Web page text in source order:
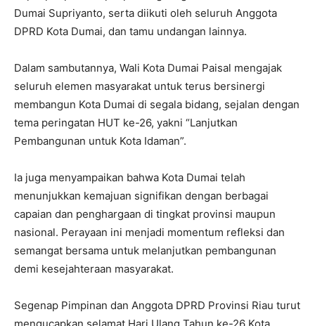
Dumai Supriyanto, serta diikuti oleh seluruh Anggota
DPRD Kota Dumai, dan tamu undangan lainnya.
Dalam sambutannya, Wali Kota Dumai Paisal mengajak
seluruh elemen masyarakat untuk terus bersinergi
membangun Kota Dumai di segala bidang, sejalan dengan
tema peringatan HUT ke-26, yakni “Lanjutkan
Pembangunan untuk Kota Idaman”.
Ia juga menyampaikan bahwa Kota Dumai telah
menunjukkan kemajuan signifikan dengan berbagai
capaian dan penghargaan di tingkat provinsi maupun
nasional. Perayaan ini menjadi momentum refleksi dan
semangat bersama untuk melanjutkan pembangunan
demi kesejahteraan masyarakat.
Segenap Pimpinan dan Anggota DPRD Provinsi Riau turut